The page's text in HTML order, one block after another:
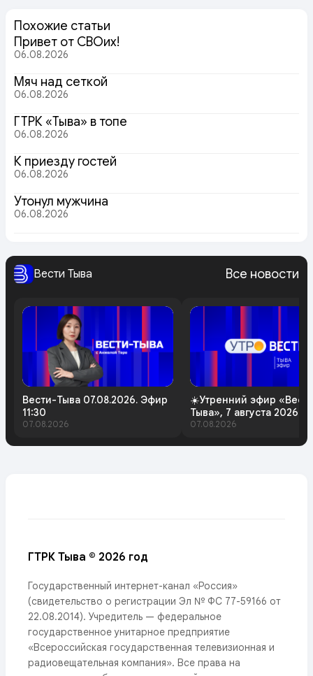
Похожие статьи
Привет от СВОих!
06.08.2026
Мяч над сеткой
06.08.2026
ГТРК «Тыва» в топе
06.08.2026
К приезду гостей
06.08.2026
Утонул мужчина
06.08.2026
Вести Тыва Все новости
Вести-Тыва 07.08.2026. Эфир
11:30
07.08.2026
☀️Утренний эфир
Тыва», 7 августа 2026
07.08.2026
ГТРК Тыва © 2026 год
Государственный интернет-канал «Россия»
(свидетельство о регистрации Эл № ФС 77-59166 от
22.08.2014). Учредитель — федеральное
государственное унитарное предприятие
«Всероссийская государственная телевизионная и
радиовещательная компания». Все права на